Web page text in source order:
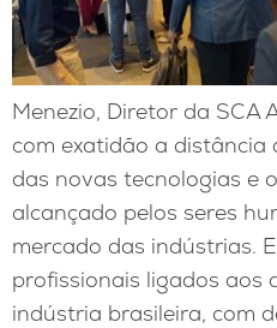
Menezio, Diretor da SCA
com exatidão a
das novas tecnologias e
alcançado pelos seres
mercado das indústrias.
profissionais ligados aos
indústria brasileira, com